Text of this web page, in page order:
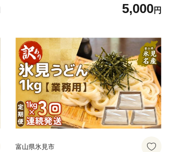
5,000円
富山県氷見市